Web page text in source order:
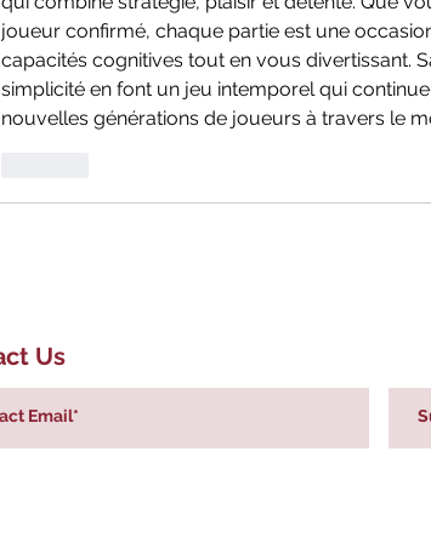
joueur confirmé, chaque partie est une
capacités cognitives tout en vous divertissant.
simplicité en font un jeu intemporel qui
nouvelles générations de joueurs à travers le
Us